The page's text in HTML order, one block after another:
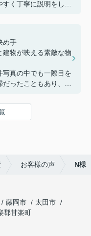
く丁寧に説明をして
きるように客の気持
ると思い、ここで購
もっとこうして欲しか
できました。
がなく、緊急性のあ
ていただきました。
まざまな複雑な手続
しても、みなみ不動
だきました。さらに
りがたかったです。
め手
物が映える素敵な物
写真の中でも一際目を
ったこともあり、こ
た。真夏の暑い中で
ださい！」と長い時
っとこうして欲しか
ったことがあるとな
ましたが、LINEの
心感があったのでと
ます★
お客様の声 N様
藤岡市
太田市
郡甘楽町